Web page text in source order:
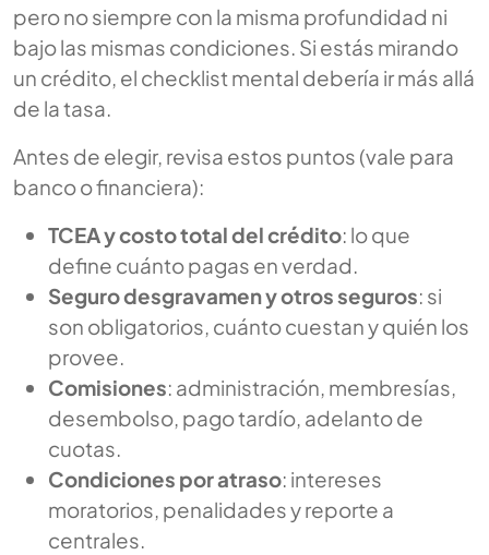
pero no siempre con la misma profundidad ni
bajo las mismas condiciones. Si estás mirando
un crédito, el checklist mental debería ir más allá
de la tasa.
Antes de elegir, revisa estos puntos (vale para
banco o financiera):
TCEA y costo total del crédito: lo que
define cuánto pagas en verdad.
Seguro desgravamen y otros seguros: si
son obligatorios, cuánto cuestan y quién los
provee.
Comisiones: administración, membresías,
desembolso, pago tardío, adelanto de
cuotas.
Condiciones por atraso: intereses
moratorios, penalidades y reporte a
centrales.